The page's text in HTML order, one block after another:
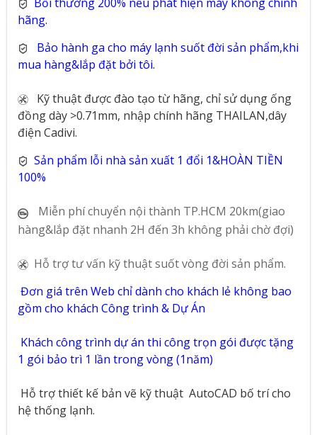
hãng.
Bảo hành ga cho máy lạnh suốt đời sản phẩm,khi
mua hàng&lắp đặt bởi tôi.
Kỹ thuật được đào tạo từ hãng, chỉ sử dụng ống
đồng dày >0.71mm, nhập chính hãng THAILAN,dây
điện Cadivi.
Sản phẩm lỗi nhà sản xuất 1 đổi 1&HOÀN TIỀN
100%
Miễn phí chuyển nội thành TP.HCM 20km(giao
hàng&lắp đặt nhanh 2H đến 3h không phải chờ đợi)
Hỗ trợ tư vấn kỹ thuật suốt vòng đời sản phẩm.
Đơn giá trên Web chỉ dành cho khách lẻ không bao
gồm cho khách Công trình & Dự Án
Khách công trình dự án thi công trọn gói được tặng
1 gói bảo trì 1 lần trong vòng (1năm)
Hỗ trợ thiết kế bản vẽ kỹ thuật AutoCAD bố trí cho
hệ thống lạnh.